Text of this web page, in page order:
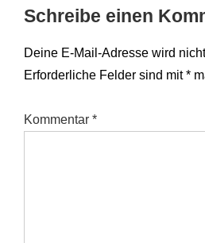
Schreibe einen
Deine E-Mail-Adresse wird
Erforderliche Felder sind mit*
Kommentar *